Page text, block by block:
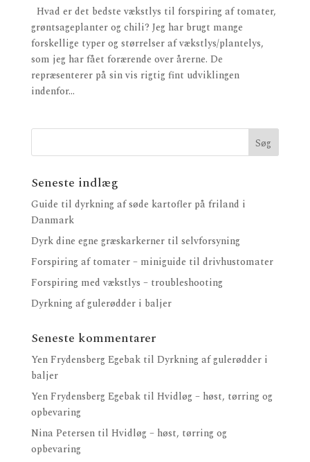
Hvad er det bedste vækstlys til forspiring af tomater,
grøntsageplanter og chili? Jeg har brugt mange
forskellige typer og størrelser af vækstlys/plantelys,
som jeg har fået forærende over årerne. De
repræsenterer på sin vis rigtig fint udviklingen
indenfor...
Seneste indlæg
Guide til dyrkning af søde kartofler på friland i
Danmark
Dyrk dine egne græskarkerner til selvforsyning
Forspiring af tomater – miniguide til drivhustomater
Forspiring med vækstlys – troubleshooting
Dyrkning af gulerødder i baljer
Seneste kommentarer
Yen Frydensberg Egebaktil Dyrkning af gulerødder i
baljer
Yen Frydensberg Egebaktil Hvidløg – høst, tørring og
opbevaring
Nina Petersentil Hvidløg – høst, tørring og
opbevaring